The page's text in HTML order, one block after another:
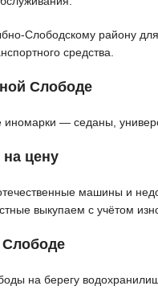
Слободскому району для
средства.
Слободе
иномарки — седаны,
на цену
машины и
выкупаем с учётом
на берегу